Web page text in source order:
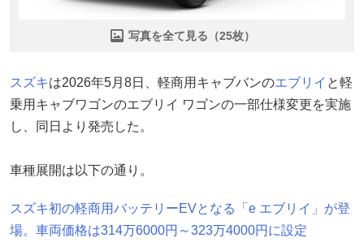
写真を全て見る（25枚）
スズキは2026年5月8日、軽商用キャブバンのエブリイ と軽
乗用キャブワゴンのエブリイ ワゴンの一部仕様変更を実施
し、同日より発売した。
車種展開は以下の通り。
スズキ初の軽商用バッテリーEVとなる「e エブリイ」が登
場。車両価格は314万6000円～323万4000円に設定